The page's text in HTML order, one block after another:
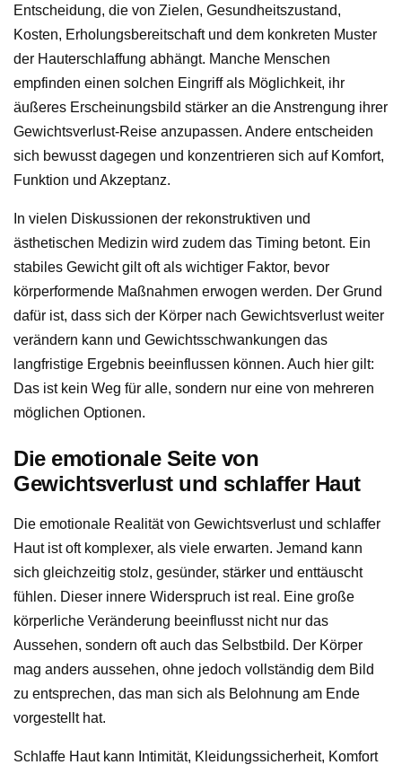
Entscheidung, die von Zielen, Gesundheitszustand,
Kosten, Erholungsbereitschaft und dem konkreten Muster
der Hauterschlaffung abhängt. Manche Menschen
empfinden einen solchen Eingriff als Möglichkeit, ihr
äußeres Erscheinungsbild stärker an die Anstrengung ihrer
Gewichtsverlust-Reise anzupassen. Andere entscheiden
sich bewusst dagegen und konzentrieren sich auf Komfort,
Funktion und Akzeptanz.
In vielen Diskussionen der rekonstruktiven und
ästhetischen Medizin wird zudem das Timing betont. Ein
stabiles Gewicht gilt oft als wichtiger Faktor, bevor
körperformende Maßnahmen erwogen werden. Der Grund
dafür ist, dass sich der Körper nach Gewichtsverlust weiter
verändern kann und Gewichtsschwankungen das
langfristige Ergebnis beeinflussen können. Auch hier gilt:
Das ist kein Weg für alle, sondern nur eine von mehreren
möglichen Optionen.
Die emotionale Seite von
Gewichtsverlust und schlaffer Haut
Die emotionale Realität von Gewichtsverlust und schlaffer
Haut ist oft komplexer, als viele erwarten. Jemand kann
sich gleichzeitig stolz, gesünder, stärker und enttäuscht
fühlen. Dieser innere Widerspruch ist real. Eine große
körperliche Veränderung beeinflusst nicht nur das
Aussehen, sondern oft auch das Selbstbild. Der Körper
mag anders aussehen, ohne jedoch vollständig dem Bild
zu entsprechen, das man sich als Belohnung am Ende
vorgestellt hat.
Schlaffe Haut kann Intimität, Kleidungssicherheit, Komfort